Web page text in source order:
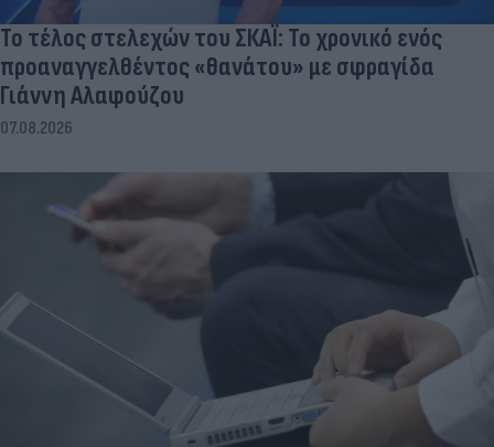
Το τέλος στελεχών του ΣΚΑΪ: Το χρονικό ενός
προαναγγελθέντος «θανάτου» με σφραγίδα
Γιάννη Αλαφούζου
07.08.2026